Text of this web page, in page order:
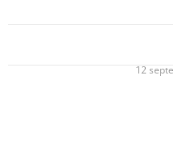
12